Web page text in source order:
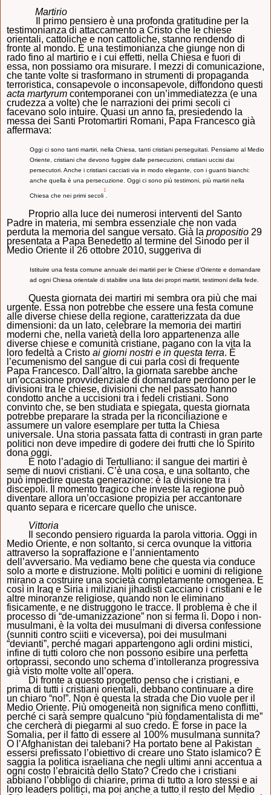
Martirio
Il primo pensiero è una profonda gratitudine per la
testimonianza di attaccamento a Cristo che le chiese
orientali, cattoliche e non cattoliche, stanno rendendo di
fronte al mondo. È una testimonianza che giunge non di
rado fino al martirio e i cui effetti, nella Chiesa e fuori di
essa, non possiamo ora misurare. I mezzi di comunicazione,
che tante volte si trasformano in strumenti di propaganda
terroristica, consapevole o inconsapevole, diffondono questi
acta martyrum contemporanei con un’immediatezza (e una
crudezza a volte) che le narrazioni dei primi secoli ci
facevano solo intuire. Quasi un anno fa, presiedendo la
messa dei Santi Protomartiri Romani, Papa Francesco già
affermava:
Oggi ci sono tanti martiri, nella Chiesa, tanti cristiani perseguitati. Pensiamo al Medio
Oriente, cristiani che devono fuggire dalle persecuzioni, cristiani uccisi dai
persecutori. Anche i cristiani cacciati via in modo elegante, con i guanti bianchi:
anche quella è una persecuzione. Oggi ci sono più testimoni, più martiri nella
Chiesa che nei primi secoli
1
Proprio alla luce dei numerosi interventi del Santo
Padre in materia, mi sembra essenziale che non vada
perduta la memoria del sangue versato. Già la propositio 29
presentata a Papa Benedetto al termine del Sinodo per il
Medio Oriente il 26 ottobre 2010, suggeriva di
Istituire una festa comune annuale dei martiri per le Chiese d’Oriente e domandare
ad ogni Chiesa orientale di stabilire una lista dei propri martiri, testimoni della fede
Questa giornata dei martiri mi sembra ora più che mai
urgente. Essa non potrebbe che essere una festa comune
alle diverse chiese della regione, caratterizzata da due
dimensioni: da un lato, celebrare la memoria dei martiri
moderni che, nella varietà della loro appartenenza alle
diverse chiese e comunità cristiane, pagano con la vita la
loro fedeltà a Cristo ai giorni nostri e in questa terra. È
l’ecumenismo del sangue di cui parla così di frequente
Papa Francesco. Dall’altro, la giornata sarebbe anche
un’occasione provvidenziale di domandare perdono per le
divisioni tra le chiese, divisioni che nel passato hanno
condotto anche a uccisioni tra i fedeli cristiani. Sono
convinto che, se ben studiata e spiegata, questa giornata
potrebbe preparare la strada per la riconciliazione e
assumere un valore esemplare per tutta la Chiesa
universale. Una storia passata fatta di contrasti in gran parte
politici non deve impedire di godere dei frutti che lo Spirito
dona oggi.
È noto l’adagio di Tertulliano: il sangue dei martiri è
seme di nuovi cristiani. C’è una cosa, e una soltanto, che
può impedire questa generazione: è la divisione tra i
discepoli. Il momento tragico che investe la regione può
diventare allora un’occasione propizia per accantonare
quanto separa e ricercare quello che unisce.
Vittoria
Il secondo pensiero riguarda la parola vittoria. Oggi in
Medio Oriente, e non soltanto, si cerca ovunque la vittoria
attraverso la sopraffazione e l’annientamento
dell’avversario. Ma vediamo bene che questa via conduce
solo a morte e distruzione. Molti politici e uomini di religione
mirano a costruire una società completamente omogenea. E
così in Iraq e Siria i miliziani jihadisti cacciano i cristiani e le
altre minoranze religiose, quando non le eliminano
fisicamente, e ne distruggono le tracce. Il problema è che il
processo di “de-umanizzazione” non si ferma lì. Dopo i non-
musulmani, è la volta dei musulmani di diversa confessione
(sunniti contro sciiti e viceversa), poi dei musulmani
“devianti”, perché magari appartengono agli ordini mistici,
infine di tutti coloro che non possono esibire una perfetta
ortoprassi, secondo uno schema d’intolleranza progressiva
già visto molte volte all’opera.
Di fronte a questo progetto penso che i cristiani, e
prima di tutti i cristiani orientali, debbano continuare a dire
un chiaro “no!”. Non è questa la strada che Dio vuole per il
Medio Oriente. Più omogeneità non significa meno conflitti,
perché ci sarà sempre qualcuno “più fondamentalista di me”
che cercherà di piegarmi al suo credo. È forse in pace la
Somalia, per il fatto di essere al 100% musulmana sunnita?
O l’Afghanistan dei talebani? Ha portato bene al Pakistan
essersi prefissato l’obiettivo di creare uno Stato islamico? È
saggia la politica israeliana che negli ultimi anni accentua a
ogni costo l’ebraicità dello Stato? Credo che i cristiani
abbiano l’obbligo di chiarire, prima di tutto a loro stessi e ai
loro leaders politici, ma poi anche a tutto il resto del Medio